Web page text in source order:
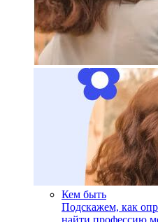
Кем быть
Подскажем, как
найти профессию